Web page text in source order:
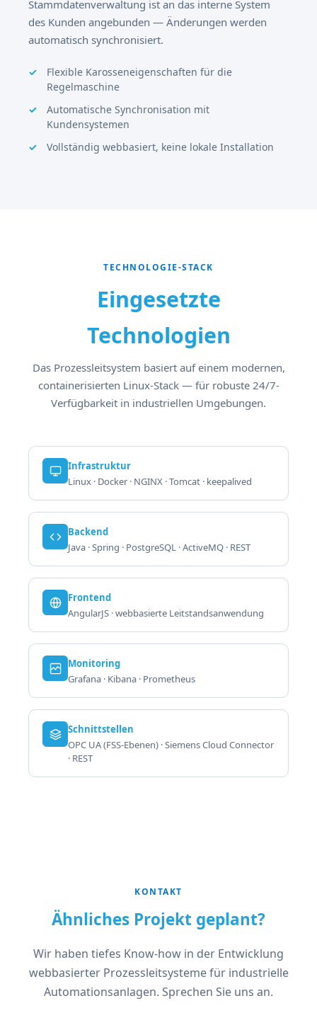
Stammdatenverwaltung ist an das interne System
des Kunden angebunden — Änderungen werden
automatisch synchronisiert.
Flexible Karosseneigenschaften für die
Regelmaschine
Automatische Synchronisation mit
Kundensystemen
Vollständig webbasiert, keine lokale Installation
TECHNOLOGIE-STACK
Eingesetzte
Technologien
Das Prozessleitsystem basiert auf einem modernen,
containerisierten Linux-Stack — für robuste 24/7-
Verfügbarkeit in industriellen Umgebungen.
Infrastruktur
Linux · Docker · NGINX · Tomcat · keepalived
Backend
Java · Spring · PostgreSQL · ActiveMQ · REST
Frontend
AngularJS · webbasierte Leitstandsanwendung
Monitoring
Grafana · Kibana · Prometheus
Schnittstellen
OPC UA (FSS-Ebenen) · Siemens Cloud Connector
· REST
KONTAKT
Ähnliches Projekt geplant?
Wir haben tiefes Know-how in der Entwicklung
webbasierter Prozessleitsysteme für industrielle
Automationsanlagen. Sprechen Sie uns an.